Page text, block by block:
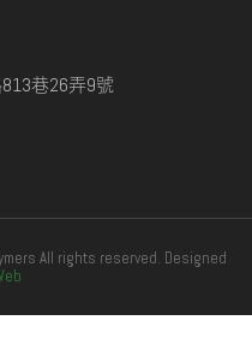
巷26弄9號
All rights reserved. Designed